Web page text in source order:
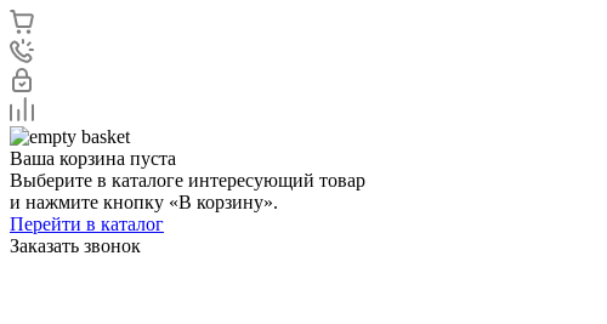
Ваша корзина пуста
Выберите в каталоге интересующий товар
и нажмите кнопку «В корзину».
Перейти в каталог
Заказать звонок